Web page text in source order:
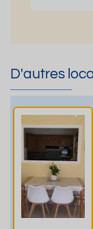
D'autres